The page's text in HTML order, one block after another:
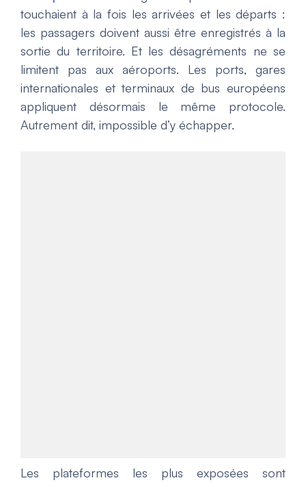
touchaient à la fois les arrivées et les départs :
les passagers doivent aussi être enregistrés à la
sortie du territoire. Et les désagréments ne se
limitent pas aux aéroports. Les ports, gares
internationales et terminaux de bus européens
appliquent désormais le même protocole.
Autrement dit, impossible d’y échapper.
Les plateformes les plus exposées sont